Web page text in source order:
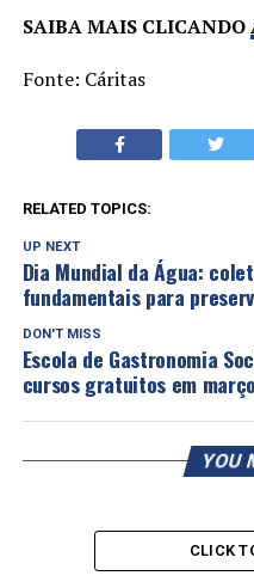
SAIBA MAIS CLICANDO
Fonte: Cáritas
RELATED TOPICS:
UP NEXT
Dia Mundial da Água:
fundamentais para
DON'T MISS
Escola de Gastronomia
cursos gratuitos em março
YOU
CLICK